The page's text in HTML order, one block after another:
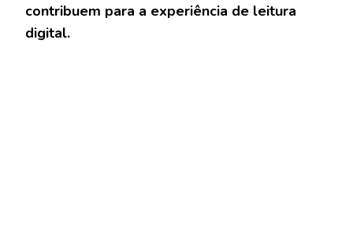
contribuem para a experiência de leitura
digital.